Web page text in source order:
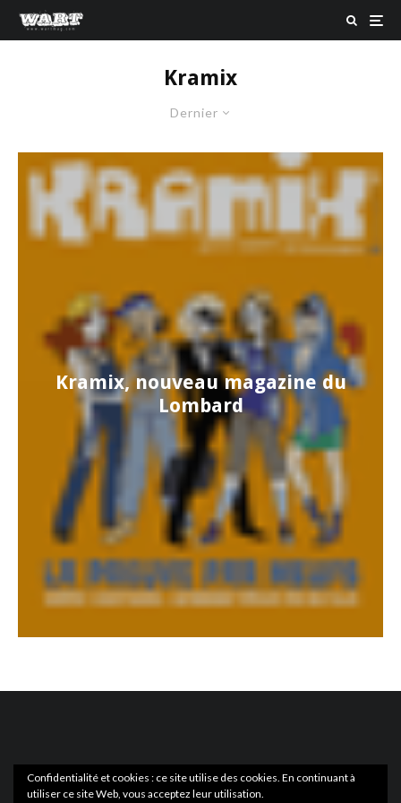
Kramix
Dernier
Kramix, nouveau magazine du
Lombard
Confidentialité et cookies : ce site utilise des cookies. En continuant à
utiliser ce site Web, vous acceptez leur utilisation.